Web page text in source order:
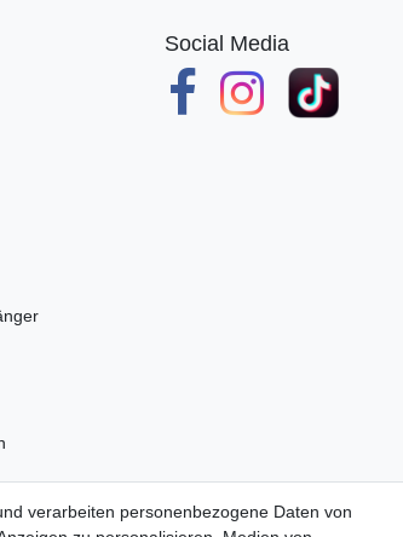
Social Media
verarbeiten personenbezogene Daten von